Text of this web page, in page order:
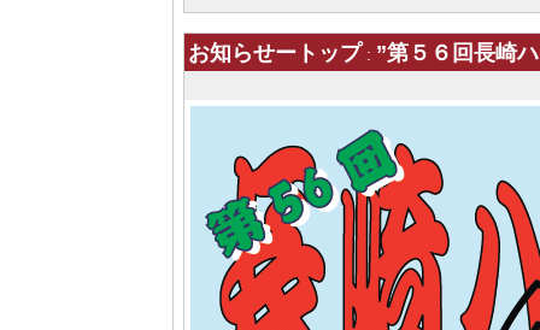
お知らせートップ : ”第５６回長崎